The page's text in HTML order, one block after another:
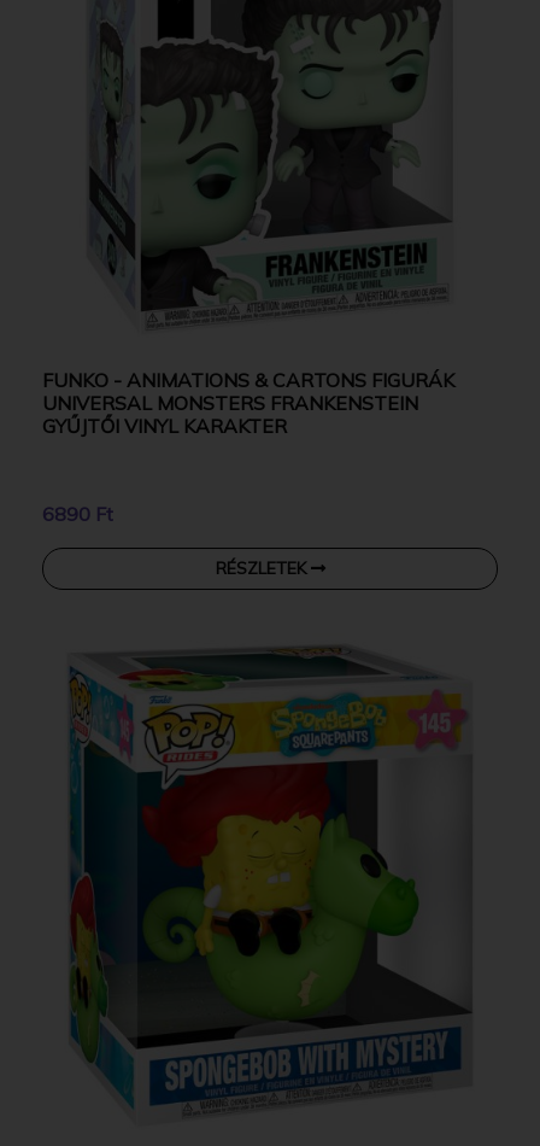
FUNKO - ANIMATIONS & CARTONS FIGURÁK
UNIVERSAL MONSTERS FRANKENSTEIN
GYŰJTŐI VINYL KARAKTER
6890 Ft
RÉSZLETEK